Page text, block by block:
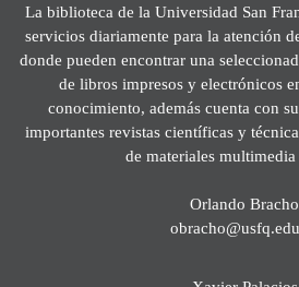
La biblioteca de la Universidad San
servicios diariamente para la atención
donde pueden encontrar una
de libros impresos y electrónicos
conocimiento, además cuenta con
importantes revistas científicas y
de materiales multimedia
Orlando Bracho